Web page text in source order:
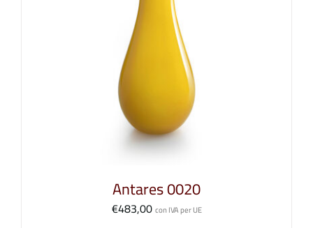
Antares 0020
€483,00 con IVA per UE